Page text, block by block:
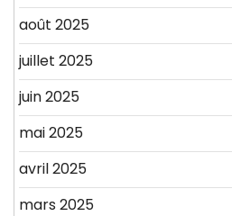
août 2025
juillet 2025
juin 2025
mai 2025
avril 2025
mars 2025